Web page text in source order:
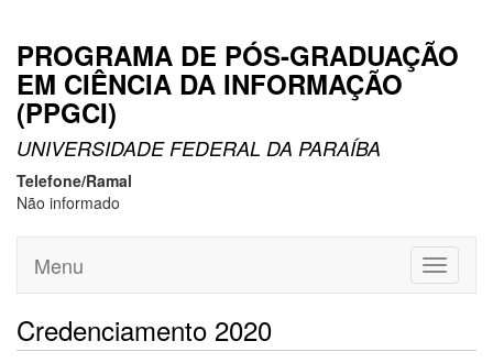
PROGRAMA DE PÓS-GRADUAÇÃO
EM CIÊNCIA DA INFORMAÇÃO
(PPGCI)
UNIVERSIDADE FEDERAL DA PARAÍBA
Telefone/Ramal
Não informado
Toggle
Menu
Credenciamento 2020